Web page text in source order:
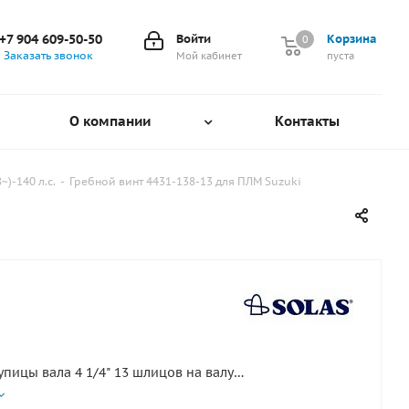
Корзина
0
пуста
0
Войти
Мой кабинет
+7 904 609-50-50
Заказать звонок
О компании Контакты
140 л.с. - Гребной винт 4431-138-13 для ПЛМ Suzuki
вала 4 1/4" 13 шлицов на валу
1998 - 2009гг.